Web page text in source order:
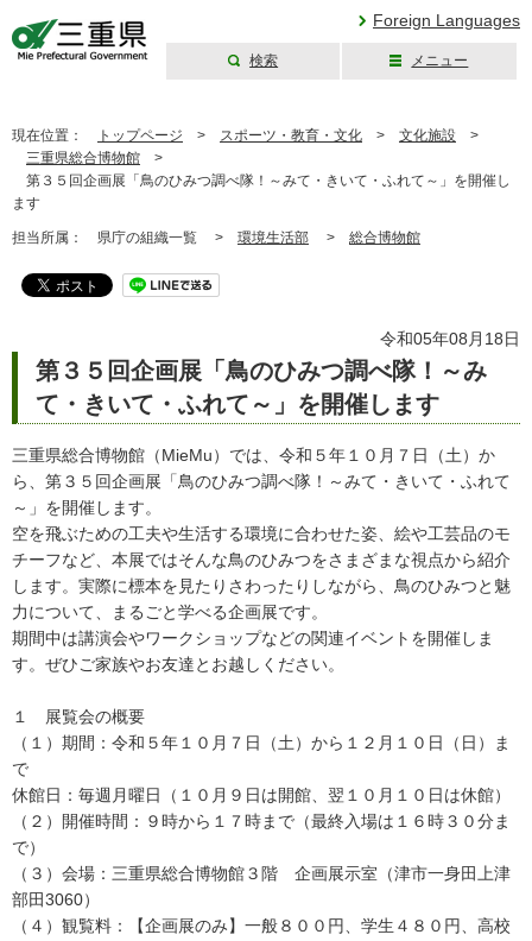
Foreign Languages
検索 メニュー
現在位置： トップページ > スポーツ・教育・文化 > 文化施設 >
三重県総合博物館 >
第３５回企画展「鳥のひみつ調べ隊！～みて・きいて・ふれて～」を開催し
ます
担当所属： 県庁の組織一覧 > 環境生活部 > 総合博物館
令和05年08月18日
第３５回企画展「鳥のひみつ調べ隊！～み
て・きいて・ふれて～」を開催します
三重県総合博物館（MieMu）では、令和５年１０月７日（土）か
ら、第３５回企画展「鳥のひみつ調べ隊！～みて・きいて・ふれて
～」を開催します。
空を飛ぶための工夫や生活する環境に合わせた姿、絵や工芸品のモ
チーフなど、本展ではそんな鳥のひみつをさまざまな視点から紹介
します。実際に標本を見たりさわったりしながら、鳥のひみつと魅
力について、まるごと学べる企画展です。
期間中は講演会やワークショップなどの関連イベントを開催しま
す。ぜひご家族やお友達とお越しください。
１ 展覧会の概要
（１）期間：令和５年１０月７日（土）から１２月１０日（日）ま
で
休館日：毎週月曜日（１０月９日は開館、翌１０月１０日は休館）
（２）開催時間：９時から１７時まで（最終入場は１６時３０分ま
で）
（３）会場：三重県総合博物館３階 企画展示室（津市一身田上津
部田3060）
（４）観覧料：【企画展のみ】一般８００円、学生４８０円、高校